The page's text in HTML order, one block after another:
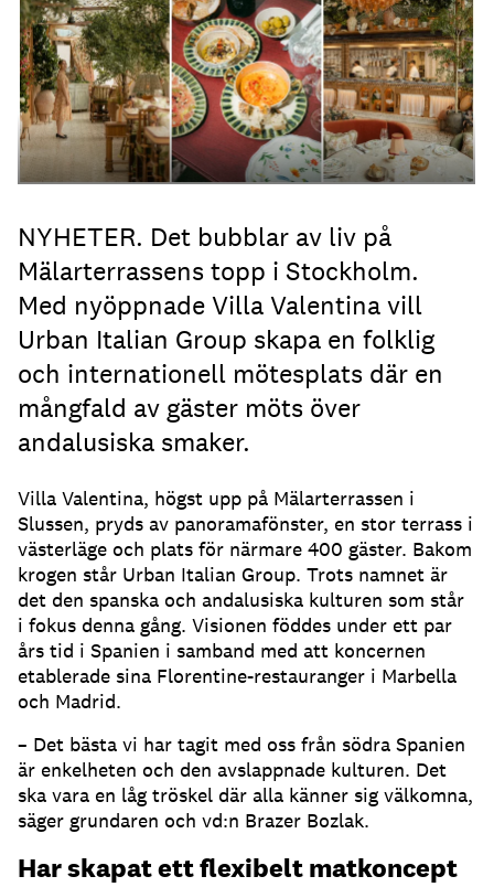
NYHETER. Det bubblar av liv på
Mälarterrassens topp i Stockholm.
Med nyöppnade Villa Valentina vill
Urban Italian Group skapa en folklig
och internationell mötesplats där en
mångfald av gäster möts över
andalusiska smaker.
Villa Valentina, högst upp på Mälarterrassen i
Slussen, pryds av panoramafönster, en stor terrass i
västerläge och plats för närmare 400 gäster. Bakom
krogen står Urban Italian Group. Trots namnet är
det den spanska och andalusiska kulturen som står
i fokus denna gång. Visionen föddes under ett par
års tid i Spanien i samband med att koncernen
etablerade sina Florentine-restauranger i Marbella
och Madrid.
– Det bästa vi har tagit med oss från södra Spanien
är enkelheten och den avslappnade kulturen. Det
ska vara en låg tröskel där alla känner sig välkomna,
säger grundaren och vd:n Brazer Bozlak.
Har skapat ett flexibelt matkoncept